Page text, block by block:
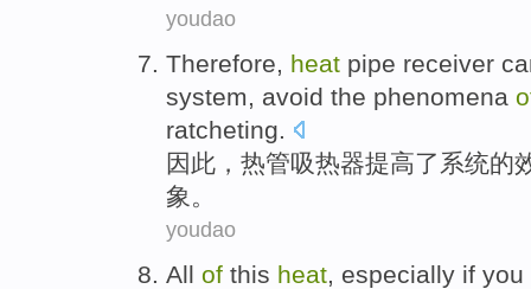
youdao
Therefore, heat pipe receiver
system, avoid the phenomena
ratcheting.
因此 ， 热管吸热器提高了 系统的
象 。
youdao
All of this heat , especially if you